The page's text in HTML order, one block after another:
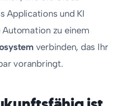
Applications und KI
zu einem
verbinden, das Ihr
voranbringt.